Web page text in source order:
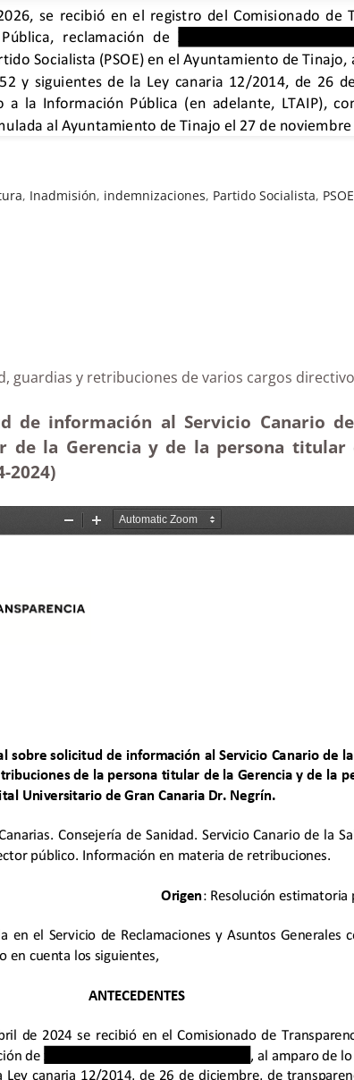
, Inadmisión, indemnizaciones, Partido Socialista, PSOE
guardias y retribuciones de varios
de información al Servicio Canario
la Gerencia y de la persona titular
-2024)